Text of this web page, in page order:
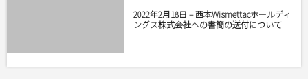
2022年2月18日 – 西本Wismettacホールディ
ングス株式会社への書簡の送付について